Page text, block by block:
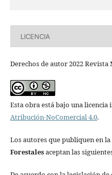
LICENCIA
Derechos de autor 2022 Revista
Esta obra está bajo una
Atribución-NoComercial 4.0.
Los autores que publiquen en la
Forestalesaceptan las